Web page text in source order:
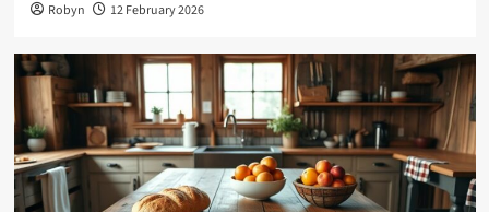
Robyn 12 February 2026